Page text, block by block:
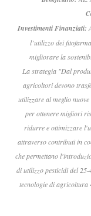
Investimenti Finanziati:
l’utilizzo dei
migliorare la
La strategia "Dal
agricoltori devono
utilizzare al meglio
per ottenere migliori
ridurre e ottimizzare
attraverso contributi in
che permettano
di utilizzo pesticidi del
tecnologie di agricoltura